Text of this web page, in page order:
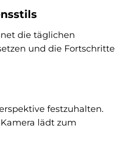
die täglichen
und die Fortschritte
festzuhalten.
lädt zum